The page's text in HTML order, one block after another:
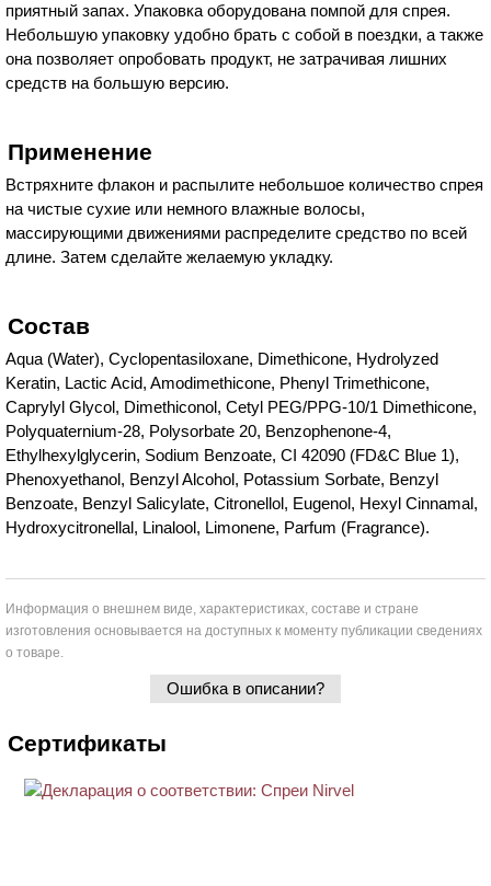
приятный запах. Упаковка оборудована помпой для спрея.
Небольшую упаковку удобно брать с собой в поездки, а также
она позволяет опробовать продукт, не затрачивая лишних
средств на большую версию.
Применение
Встряхните флакон и распылите небольшое количество спрея
на чистые сухие или немного влажные волосы,
массирующими движениями распределите средство по всей
длине. Затем сделайте желаемую укладку.
Состав
Aqua (Water), Cyclopentasiloxane, Dimethicone, Hydrolyzed
Keratin, Lactic Acid, Amodimethicone, Phenyl Trimethicone,
Caprylyl Glycol, Dimethiconol, Cetyl PEG/PPG-10/1 Dimethicone,
Polyquaternium-28, Polysorbate 20, Benzophenone-4,
Ethylhexylglycerin, Sodium Benzoate, CI 42090 (FD&C Blue 1),
Phenoxyethanol, Benzyl Alcohol, Potassium Sorbate, Benzyl
Benzoate, Benzyl Salicylate, Citronellol, Eugenol, Hexyl Cinnamal,
Hydroxycitronellal, Linalool, Limonene, Parfum (Fragrance).
Информация о внешнем виде, характеристиках, составе и стране
изготовления основывается на доступных к моменту публикации сведениях
о товаре.
Ошибка в описании?
Сертификаты